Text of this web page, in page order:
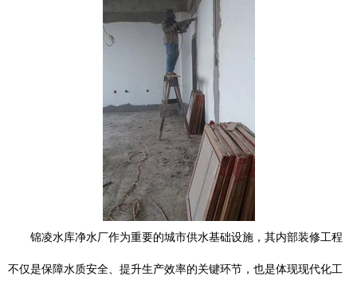
锦凌水库净水厂作为重要的城市供水基础设施，其内部装修工程
不仅是保障水质安全、提升生产效率的关键环节，也是体现现代化工